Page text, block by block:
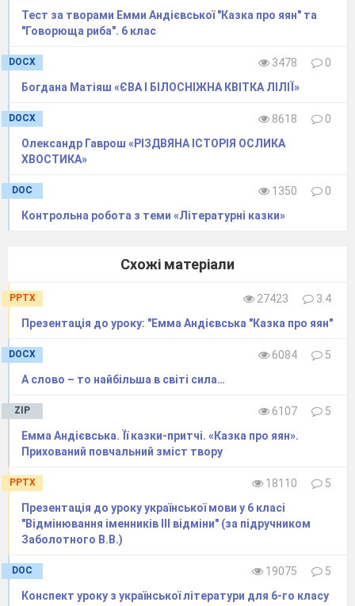
Тест за творами Емми Андієвської "Казка про яян" та
"Говорюща риба". 6 клас
DOCX 3478
0
Богдана Матіяш «ЄВА І БІЛОСНІЖНА КВІТКА ЛІЛІЇ»
DOCX 8618
0
Олександр Гаврош «РІЗДВЯНА ІСТОРІЯ ОСЛИКА
ХВОСТИКА»
DOC 1350
0
Контрольна робота з теми «Літературні казки»
Схожі матеріали
PPTX 27423
3.4
Презентація до уроку: "Емма Андієвська "Казка про яян"
DOCX 6084
5
А слово – то найбільша в світі сила…
ZIP 6107
5
Емма Андієвська. Її казки-притчі. «Казка про яян».
Прихований повчальний зміст твору
PPTX 18110
5
Презентація до уроку української мови у 6 класі
"Відмінювання іменників ІІІ відміни" (за підручником
Заболотного В.В.)
DOC 19075
5
Конспект уроку з української літератури для 6-го класу